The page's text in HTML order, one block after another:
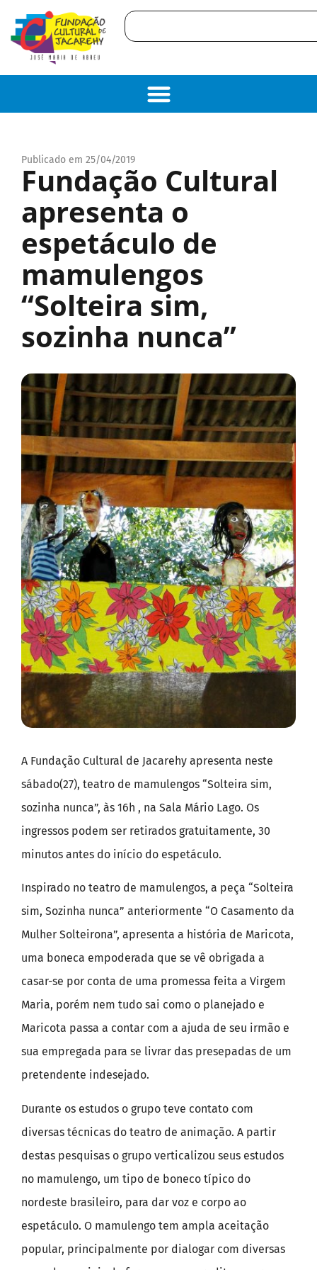
Publicado em 25/04/2019
Fundação Cultural
apresenta o
espetáculo de
mamulengos
“Solteira sim,
sozinha nunca”
A Fundação Cultural de Jacarehy apresenta neste
sábado(27), teatro de mamulengos “Solteira sim,
sozinha nunca”, às 16h , na Sala Mário Lago. Os
ingressos podem ser retirados gratuitamente, 30
minutos antes do início do espetáculo.
Inspirado no teatro de mamulengos, a peça “Solteira
sim, Sozinha nunca” anteriormente “O Casamento da
Mulher Solteirona”, apresenta a história de Maricota,
uma boneca empoderada que se vê obrigada a
casar-se por conta de uma promessa feita a Virgem
Maria, porém nem tudo sai como o planejado e
Maricota passa a contar com a ajuda de seu irmão e
sua empregada para se livrar das presepadas de um
pretendente indesejado.
Durante os estudos o grupo teve contato com
diversas técnicas do teatro de animação. A partir
destas pesquisas o grupo verticalizou seus estudos
no mamulengo, um tipo de boneco típico do
nordeste brasileiro, para dar voz e corpo ao
espetáculo. O mamulengo tem ampla aceitação
popular, principalmente por dialogar com diversas